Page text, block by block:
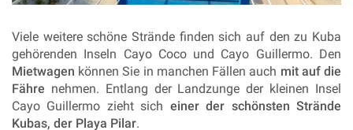
Viele weitere schöne Strände finden sich auf den zu Kuba
gehörenden Inseln Cayo Coco und Cayo Guillermo. Den
Mietwagen können Sie in manchen Fällen auch mit auf die
Fähre nehmen. Entlang der Landzunge der kleinen Insel
Cayo Guillermo zieht sich einer der schönsten Strände
Kubas, der Playa Pilar.